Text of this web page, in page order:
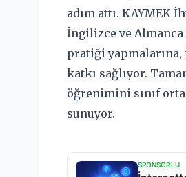
adım attı. KAYMEK
İngilizce ve Almanca
pratiği
katkı sağlıyor.
öğrenimini sınıf
sunuyor.